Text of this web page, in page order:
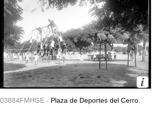
03884FMHGE - Plaza de Deportes del Cerro.